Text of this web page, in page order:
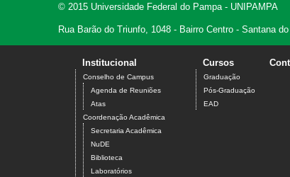
© 2015 Universidade Federal do Pampa - UNIPAMPA
Rua Barão do Triunfo, 1048 - Bairro Centro - Santana
Institucional
Conselho de Campus
Agenda de Reuniões
Atas
Coordenação Acadêmica
Secretaria Acadêmica
NuDE
Biblioteca
Laboratórios
Cursos
Graduação
Pós-Graduação
EAD